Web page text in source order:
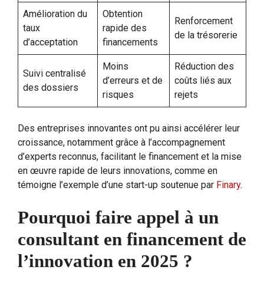
Amélioration du
taux
d’acceptation
Obtention
rapide des
financements
Renforcement
de la trésorerie
Suivi centralisé
des dossiers
Moins
d’erreurs et de
risques
Réduction des
coûts liés aux
rejets
Des entreprises innovantes ont pu ainsi accélérer leur
croissance, notamment grâce à l’accompagnement
d’experts reconnus, facilitant le financement et la mise
en œuvre rapide de leurs innovations, comme en
témoigne l’exemple d’une start-up soutenue par Finary.
Pourquoi faire appel à un
consultant en financement de
l’innovation en 2025 ?